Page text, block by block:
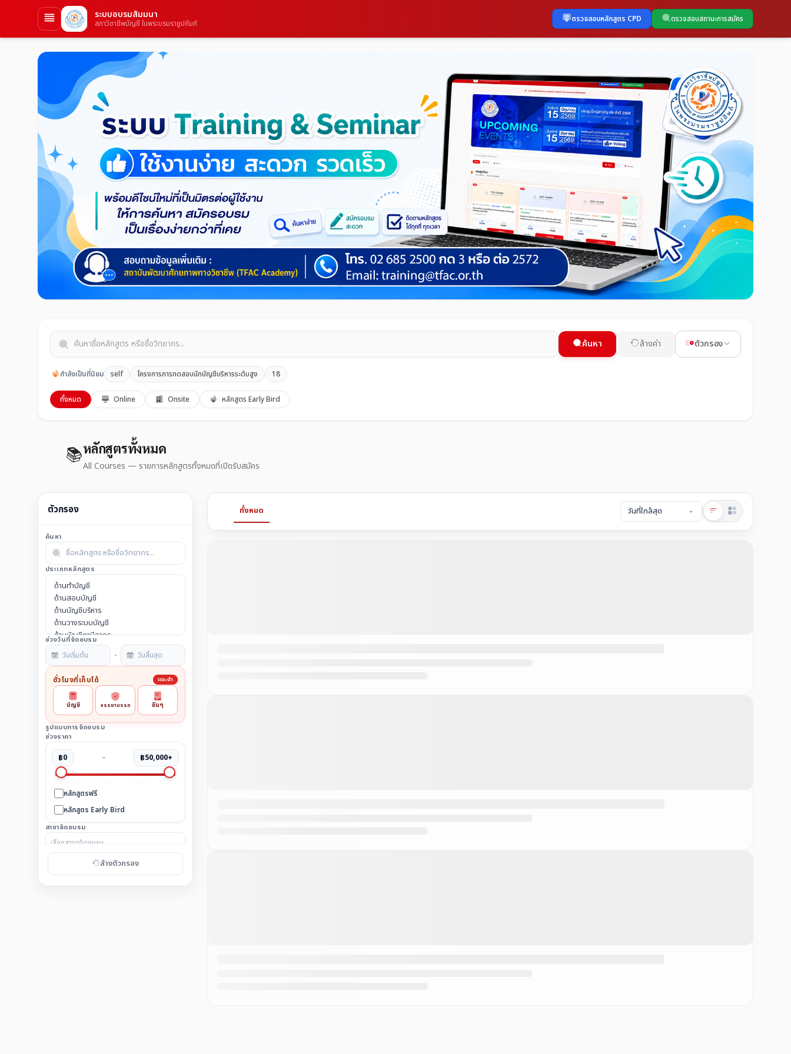
ระบบอบรมสัมมนา
สภาวิชาชีพบัญชี ในพระบรมราชูปถัมภ์ ตรวจสอบหลักสูตร CPD ตรวจสอบสถานะการสมัคร
ค้นหา ล้างค่า ตัวกรอง
กำลังเป็นที่นิยม self โครงการการทดสอบนักบัญชีบริหารระดับสูง 18
ทั้งหมด Online Onsite หลักสูตร Early Bird
📚หลักสูตรทั้งหมด
All Courses — รายการหลักสูตรทั้งหมดที่เปิดรับสมัคร
ตัวกรอง
ค้นหา
ประเภทหลักสูตร
ช่วงวันที่จัดอบรม
-
ชั่วโมงที่เก็บได้ แนะนำ
บัญชี จรรยาบรรณ อื่นๆ
รูปแบบการจัดอบรม
ช่วงราคา
฿0 – ฿50,000+
หลักสูตรฟรี
หลักสูตร Early Bird
สาขาจัดอบรม
ล้างตัวกรอง
ทั้งหมด